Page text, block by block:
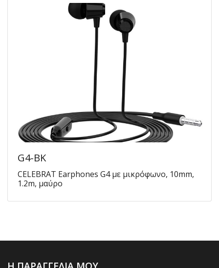
G4-BK
CELEBRAT Earphones G4 με μικρόφωνο, 10mm,
1.2m, μαύρο